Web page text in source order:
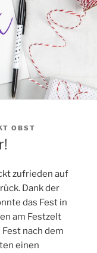
OBST
zufrieden auf
Dank der
das Fest in
am Festzelt
nach dem
einen